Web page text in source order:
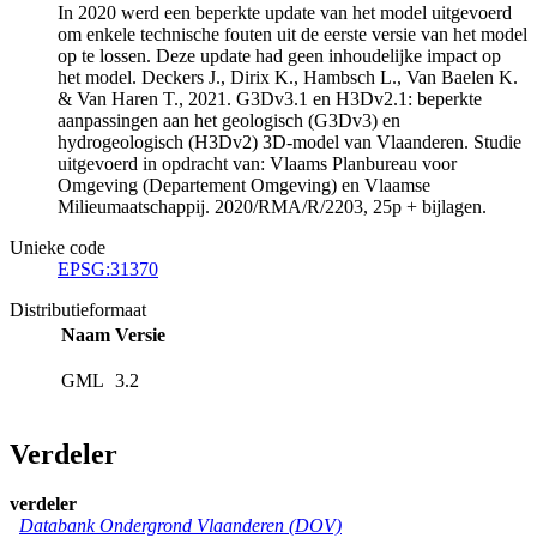
In 2020 werd een beperkte update van het model uitgevoerd
om enkele technische fouten uit de eerste versie van het model
op te lossen. Deze update had geen inhoudelijke impact op
het model. Deckers J., Dirix K., Hambsch L., Van Baelen K.
& Van Haren T., 2021. G3Dv3.1 en H3Dv2.1: beperkte
aanpassingen aan het geologisch (G3Dv3) en
hydrogeologisch (H3Dv2) 3D-model van Vlaanderen. Studie
uitgevoerd in opdracht van: Vlaams Planbureau voor
Omgeving (Departement Omgeving) en Vlaamse
Milieumaatschappij. 2020/RMA/R/2203, 25p + bijlagen.
Unieke code
EPSG:31370
Distributieformaat
Naam Versie
GML 3.2
Verdeler
verdeler
Databank Ondergrond Vlaanderen (DOV)